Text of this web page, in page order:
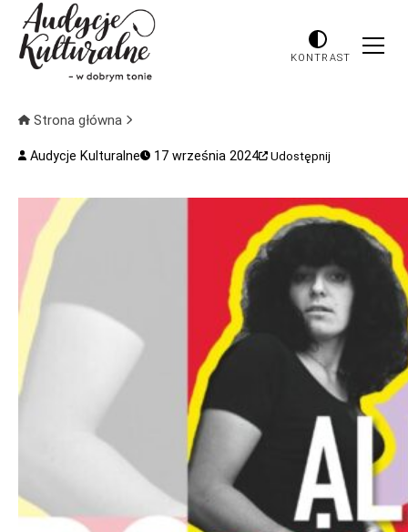
KONTRAST
Strona główna
Audycje Kulturalne 17 września 2024 Udostępnij